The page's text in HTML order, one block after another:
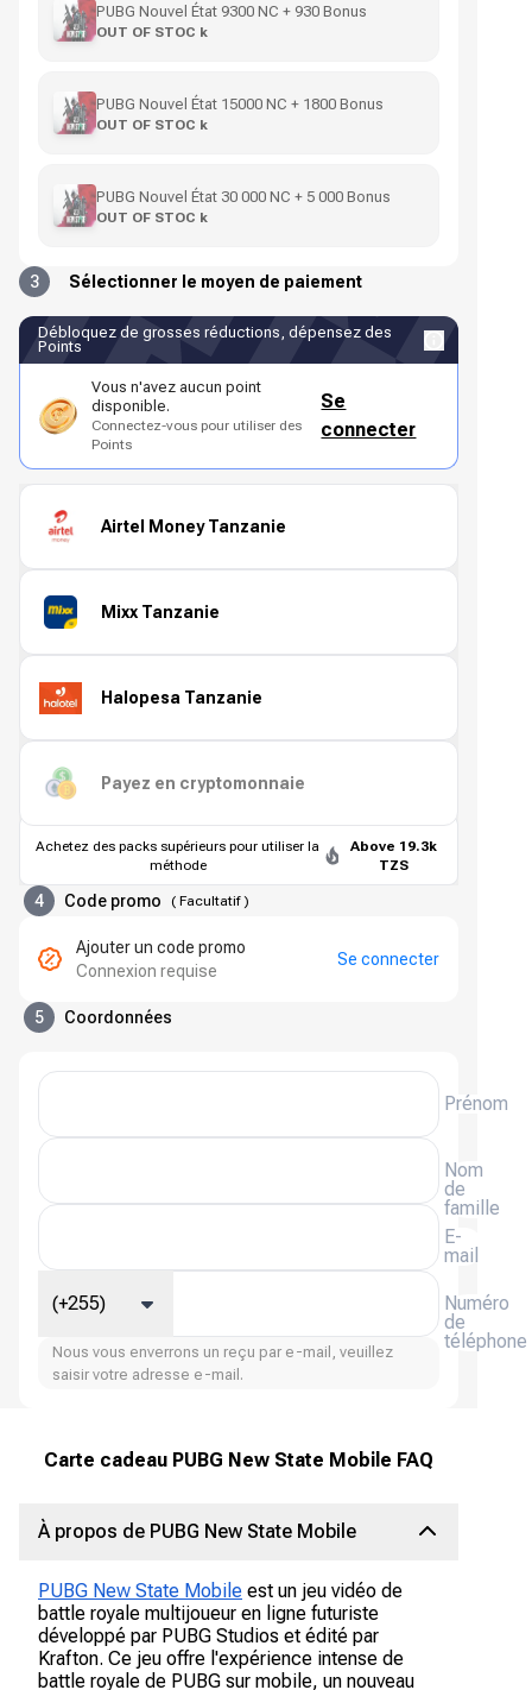
PUBG Nouvel État 9300 NC + 930 Bonus
OUT OF STOC k
PUBG Nouvel État 15000 NC + 1800 Bonus
OUT OF STOC k
PUBG Nouvel État 30 000 NC + 5 000 Bonus
OUT OF STOC k
3 Sélectionner le moyen de paiement
Débloquez de grosses réductions, dépensez des
Points
Vous n'avez aucun point
disponible.
Connectez-vous pour utiliser des
Points
Se
connecter
Airtel Money Tanzanie
Mixx Tanzanie
Halopesa Tanzanie
Payez en cryptomonnaie
Achetez des packs supérieurs pour utiliser la
méthode
Above 19.3k
TZS
4 Code promo ( Facultatif)
Ajouter un code promo
Connexion requise
Se connecter
5 Coordonnées
Prénom
Nom
de
famille
E-
mail
Numéro
de
téléphone
(+255)
Nous vous enverrons un reçu par e-mail, veuillez
saisir votre adresse e-mail.
Carte cadeau PUBG New State Mobile FAQ
À propos de PUBG New State Mobile
PUBG New State Mobile est un jeu vidéo de
battle royale multijoueur en ligne futuriste
développé par PUBG Studios et édité par
Krafton. Ce jeu offre l'expérience intense de
battle royale de PUBG sur mobile, un nouveau